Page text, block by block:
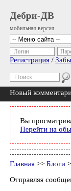
Дебри-ДВ
мобильная версия
Логин
Регистрация /
Новый
Вы
Перейти на
Главная >> Блоги
Отправляя